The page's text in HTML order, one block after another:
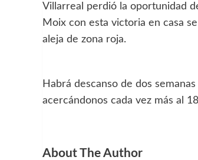
Villarreal perdió la oportunidad
Moix con esta victoria en casa
aleja de zona roja.
Habrá descanso de dos
acercándonos cada vez más al
About The Author